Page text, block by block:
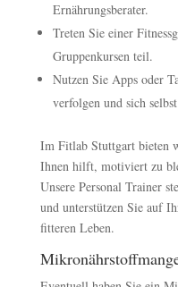
Ernährungsberater.
Treten Sie einer
Gruppenkursen teil.
Nutzen Sie Apps oder
verfolgen und sich
Im Fitlab Stuttgart bieten
Ihnen hilft, motiviert zu
Unsere Personal Trainer
und unterstützen Sie auf
fitteren Leben.